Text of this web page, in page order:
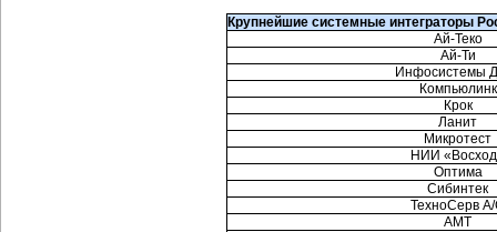
Крупнейшие системные интеграторы
Ай-Теко
Ай-Ти
Инфосистемы
Компьюлинк
Крок
Ланит
Микротест
НИИ
Оптима
Сибинтек
ТехноСерв
AMT